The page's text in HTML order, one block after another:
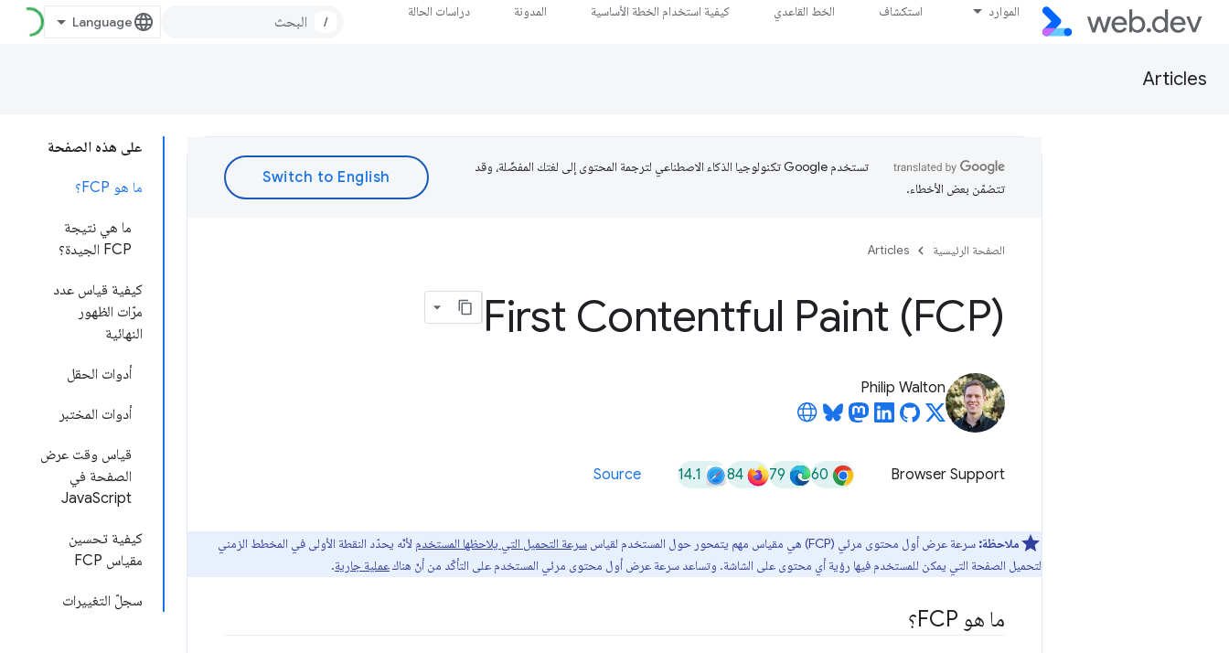
الموارد استكشاف الخط القاعدي كيفية استخدام الخطة الأساسية المدونة دراسات الحالة
/
Articles
على هذه الصفحة
ما هو FCP؟
ما هي نتيجة
FCP الجيدة؟
كيفية قياس عدد
مرّات الظهور
النهائية
أدوات الحقل
أدوات المختبر
قياس وقت عرض
الصفحة في
JavaScript
كيفية تحسين
مقياس FCP
سجلّ التغييرات
تستخدم Google تكنولوجيا الذكاء الاصطناعي لترجمة المحتوى إلى لغتك المفضّلة، وقد
تتضمّن بعض الأخطاء.
الصفحة الرئيسية Articles
First Contentful Paint (FCP)
Philip Walton
Browser Support
60
79
84
14.1
Source
ملاحظة: سرعة عرض أول محتوى مرئي (FCP) هي مقياس مهم يتمحور حول المستخدم لقياس سرعة التحميل التي يلاحظها المستخدم لأنّه يحدّد النقطة الأولى في المخطط الزمني
لتحميل الصفحة التي يمكن للمستخدم فيها رؤية أي محتوى على الشاشة. وتساعد سرعة عرض أول محتوى مرئي المستخدم على التأكّد من أنّ هناكعملية جارية.
ما هو FCP؟